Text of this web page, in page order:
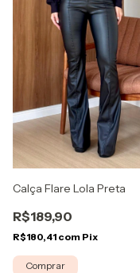
Calça Flare Lola Preta
R$189,90
R$180,41 com Pix
Comprar